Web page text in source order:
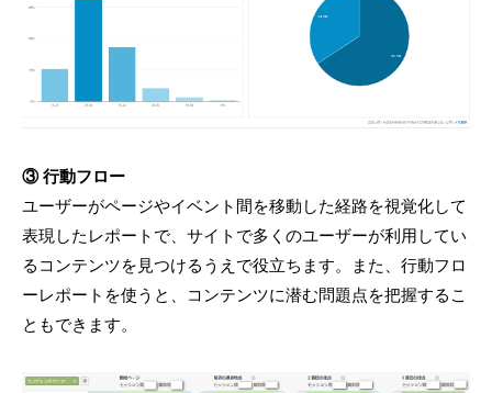
③ 行動フロー
ユーザーがページやイベント間を移動した経路を視覚化して
表現したレポートで、サイトで多くのユーザーが利用してい
るコンテンツを見つけるうえで役立ちます。また、行動フロ
ーレポートを使うと、コンテンツに潜む問題点を把握するこ
ともできます。